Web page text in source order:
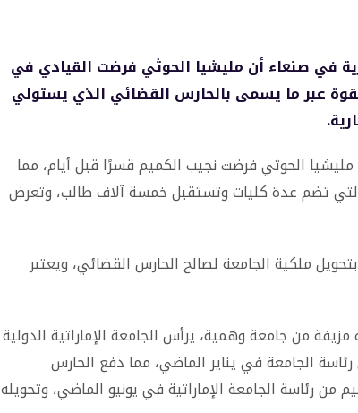
في صنعاء أن مليشيا الحوثي فرضت القيادي في
عبر ما يسمى بالحارس القضائي الذي يستولي
الحوثي فرضت نجيب الكميم قسرًا قبل أيام، مما
تضم عدة كليات وتستقبل خمسة آلاف طالب، وتعرض
ملكية الجامعة لصالح الحارس القضائي، ويعتبر
من جامعة وهمية، يرأس الجامعة الإماراتية الدولية
بإقالته من رئاسة الجامعة في يناير الماضي، مما دفع الحارس
من رئاسة الجامعة الإماراتية في يونيو الماضي، وتحويله